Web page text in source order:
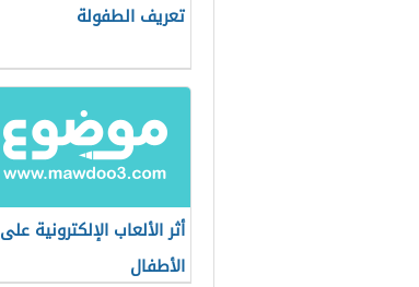
تعريف الطفولة
أثر الألعاب الإلكترونية على
الأطفال